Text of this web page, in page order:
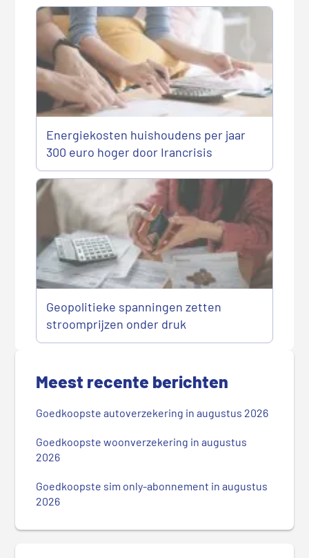
Energiekosten huishoudens per jaar
300 euro hoger door Irancrisis
Geopolitieke spanningen zetten
stroomprijzen onder druk
d
Meest recente berichten
Goedkoopste autoverzekering in augustus 2026
Goedkoopste woonverzekering in augustus
2026
Goedkoopste sim only-abonnement in augustus
2026